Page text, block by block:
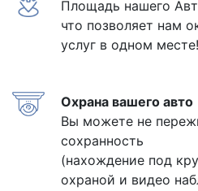
Площадь нашего
что позволяет нам
услуг в одном месте!
Охрана вашего авто
Вы можете не
сохранность
(нахождение под
охраной и видео